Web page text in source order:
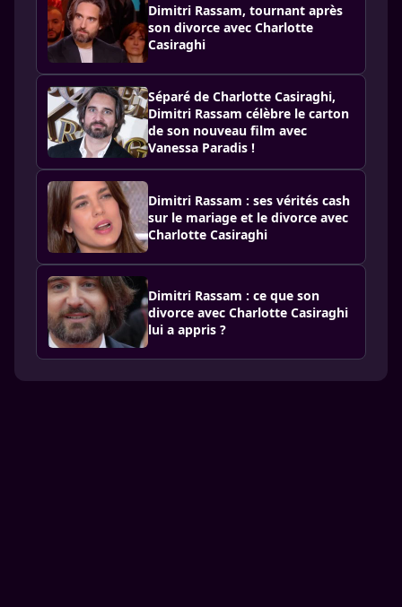
Dimitri Rassam, tournant après
son divorce avec Charlotte
Casiraghi
Séparé de Charlotte Casiraghi,
Dimitri Rassam célèbre le carton
de son nouveau film avec
Vanessa Paradis !
Dimitri Rassam : ses vérités cash
sur le mariage et le divorce avec
Charlotte Casiraghi
Dimitri Rassam : ce que son
divorce avec Charlotte Casiraghi
lui a appris ?